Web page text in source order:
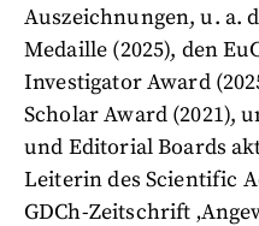
Auszeichnungen, u. a.
Medaille (2025), den
Investigator Award
Scholar Award (2021),
und Editorial Boards
Leiterin des Scientific
GDCh-Zeitschrift